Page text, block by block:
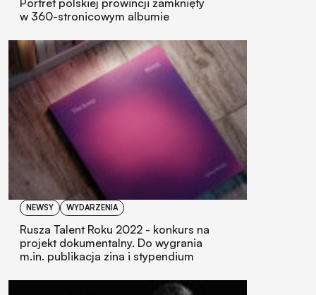
Portret polskiej prowincji zamknięty
w 360-stronicowym albumie
NEWSY WYDARZENIA
Rusza Talent Roku 2022 - konkurs na
projekt dokumentalny. Do wygrania
m.in. publikacja zina i stypendium